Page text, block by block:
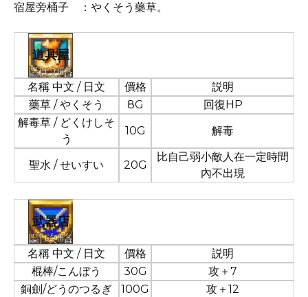
宿屋旁桶子 ：やくそう藥草。
道具屋
名稱 中文 / 日文 價格
説明
藥草 / やくそう
8G
回復HP
解毒草 / どくけしそ
う
10G 解毒
聖水 / せいすい 20G
比自己弱小敵人在一定時間
內不出現
武器店
名稱 中文 / 日文 價格
説明
棍棒/こんぼう
30G
攻＋7
銅劍/どうのつるぎ
100G
攻＋12